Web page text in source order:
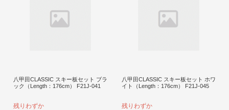
八甲田CLASSIC スキー板セット ブラ
ック（Length：176cm） F21J-041
残りわずか
八甲田CLASSIC スキー板セット ホワ
イト（Length：176cm） F21J-045
残りわずか